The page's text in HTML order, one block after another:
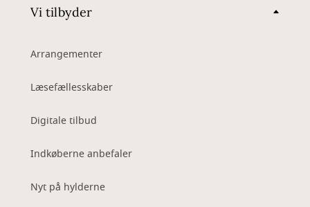
Vi tilbyder
Arrangementer
Læsefællesskaber
Digitale tilbud
Indkøberne anbefaler
Nyt på hylderne